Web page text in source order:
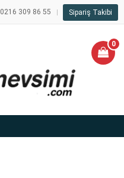
0216 309 86 55 Sipariş Takibi
0